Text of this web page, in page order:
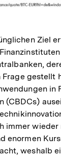
Ziel
gestellt
in
(CBDCs)
immer wieder
enormen
weshalb